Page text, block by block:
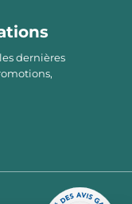
dernières